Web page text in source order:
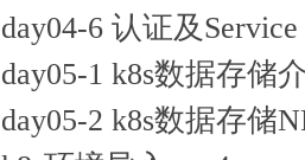
day04-6 认证及
day05-1 k8s数据存储
day05-2 k8s数据存储